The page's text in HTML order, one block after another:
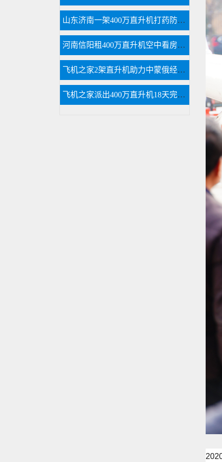
山东济南一架400万直升机打药防治春尺蠖
河南信阳租400万直升机空中看房短视频600万播放
飞机之家2架直升机助力中蒙俄经贸合作
飞机之家派出400万直升机18天完成云南昆明直升机航测